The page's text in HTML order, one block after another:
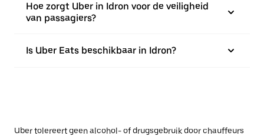
Hoe zorgt Uber in Idron voor de veiligheid
van passagiers?
Is Uber Eats beschikbaar in Idron?
Uber tolereert geen alcohol- of drugsgebruik door chauffeurs